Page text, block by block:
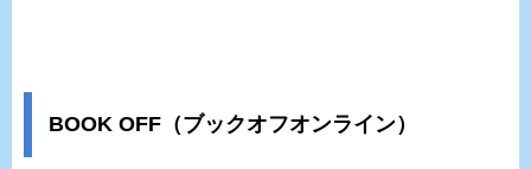
BOOK OFF（ブックオフオンライン）